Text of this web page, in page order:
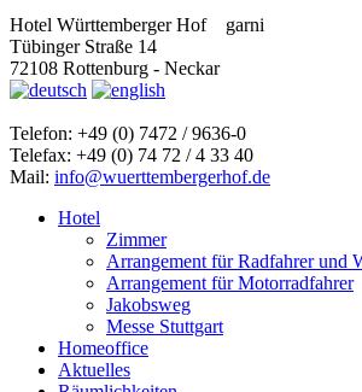
Hotel Württemberger Hof
garni
Tübinger Straße 14
72108 Rottenburg - Neckar
Telefon: +49 (0) 7472 / 9636-0
Telefax: +49 (0) 74 72 / 4 33 40
Mail: info@wuerttembergerhof.de
Hotel
Zimmer
Arrangement für Radfahrer und
Arrangement für Motorradfahrer
Jakobsweg
Messe Stuttgart
Homeoffice
Aktuelles